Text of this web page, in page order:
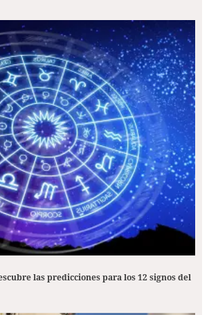
las predicciones para los 12 signos del